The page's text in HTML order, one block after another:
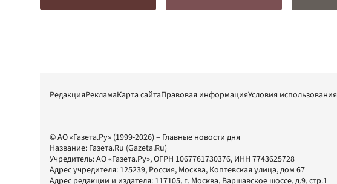
РедакцияРекламаКарта сайтаПравовая информацияУсловия использования
© АО «Газета.Ру» (1999-2026) – Главные новости дня
Название: Газета.Ru (Gazeta.Ru)
Учредитель:АО «Газета.Ру», ОГРН 1067761730376, ИНН 7743625728
Адрес учредителя: 125239, Россия, Москва, Коптевская улица, дом 67
Адрес редакции и издателя: 117105, г. Москва, Варшавское шоссе, д.9, стр.1